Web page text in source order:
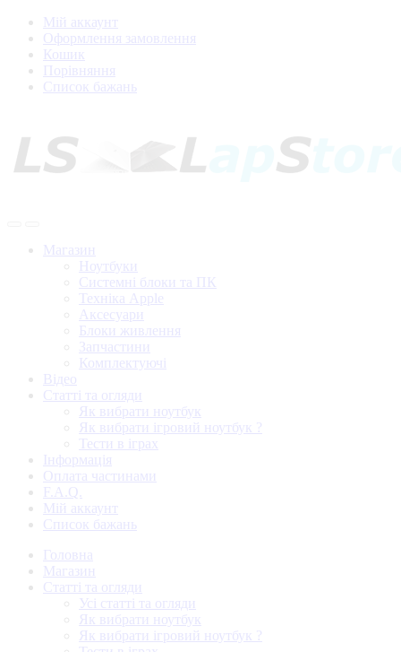
Мій аккаунт
Оформлення замовлення
Кошик
Порівняння
Список бажань
Магазин
Ноутбуки
Системні блоки та ПК
Техніка Apple
Аксесуари
Блоки живлення
Запчастини
Комплектуючі
Відео
Статті та огляди
Як вибрати ноутбук
Як вибрати ігровий ноутбук ?
Тести в іграх
Інформація
Оплата частинами
F.A.Q.
Мій аккаунт
Список бажань
Головна
Магазин
Статті та огляди
Усі статті та огляди
Як вибрати ноутбук
Як вибрати ігровий ноутбук ?